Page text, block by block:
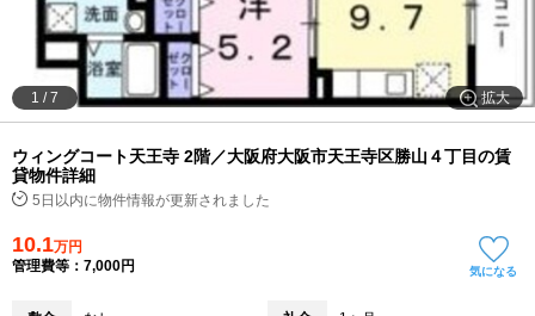
通勤通学時間から
物件特集から
不動産会社から
TOP
拡大
1 /7
ウィングコート天王寺 2階／大阪府大阪市天王寺区勝山４丁目の賃
貸物件詳細
5日以内に物件情報が更新されました
10.1万円
管理費等：7,000円
気になる